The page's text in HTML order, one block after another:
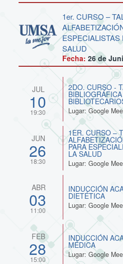
1er. CURSO –
SALUD
Fecha:26 de
JUL
10
19:30
2DO. CURSO -
Lugar: Google
JUN
26
18:30
1ER. CURSO –
PARA
LA SALUD
Lugar: Google
ABR
03
11:00
INDUCCIÓN
DIETÉTICA
Lugar: Google
FEB
28
15:00
INDUCCIÓN
MÉDICA
Lugar: Google